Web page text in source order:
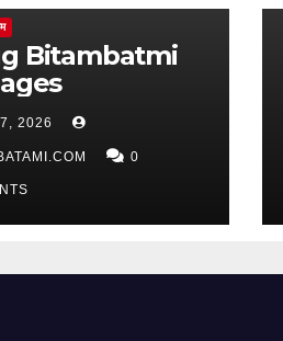
2026
0